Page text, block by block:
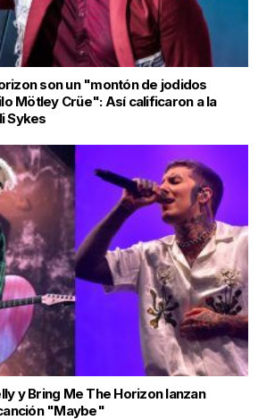
son un "montón de jodidos
Mötley Crüe": Así calificaron a la
Sykes
y Bring Me The Horizon lanzan
"Maybe"